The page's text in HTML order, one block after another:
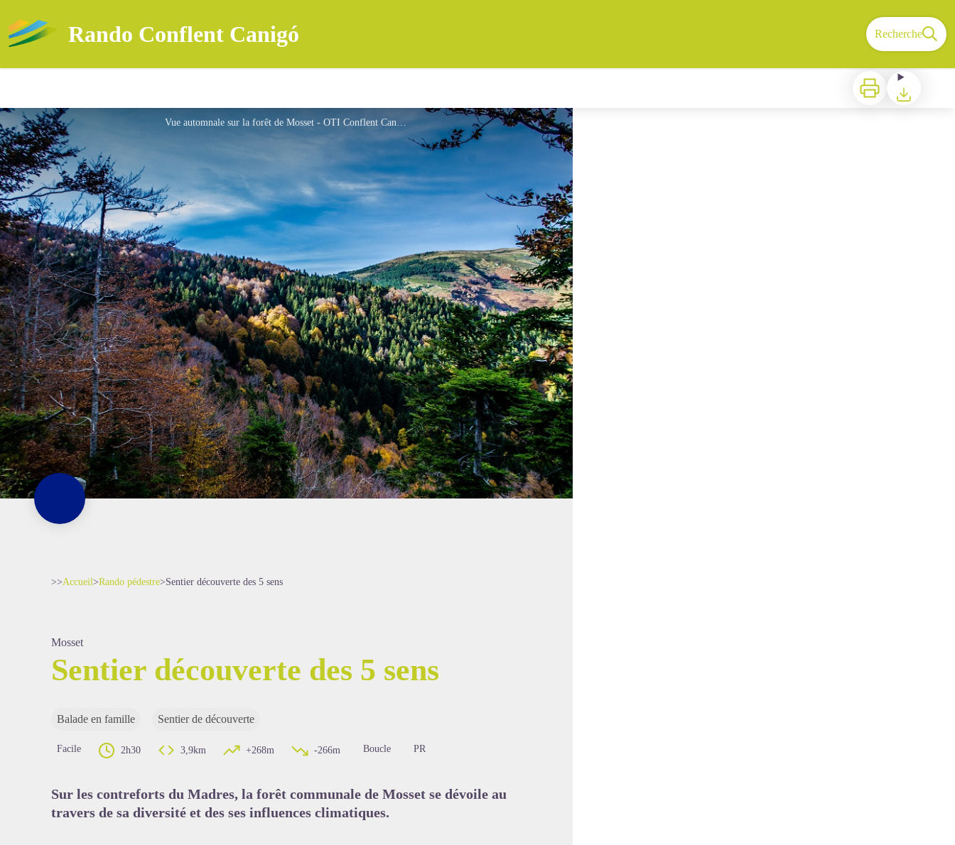
Rando Conflent Canigó Recherche
Imprimer Télécharger
Vue automnale sur la forêt de Mosset - OTI Conflent Canigó
>>Accueil>Rando pédestre>Sentier découverte des 5 sens
Mosset
Sentier découverte des 5 sens
Balade en famille Sentier de découverte
Facile 2h30 3,9km +268m -266m Boucle PR
Sur les contreforts du Madres, la forêt communale de Mosset se dévoile au
travers de sa diversité et des ses influences climatiques.